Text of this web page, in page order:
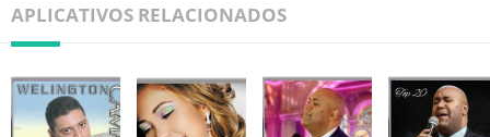
APLICATIVOS RELACIONADOS